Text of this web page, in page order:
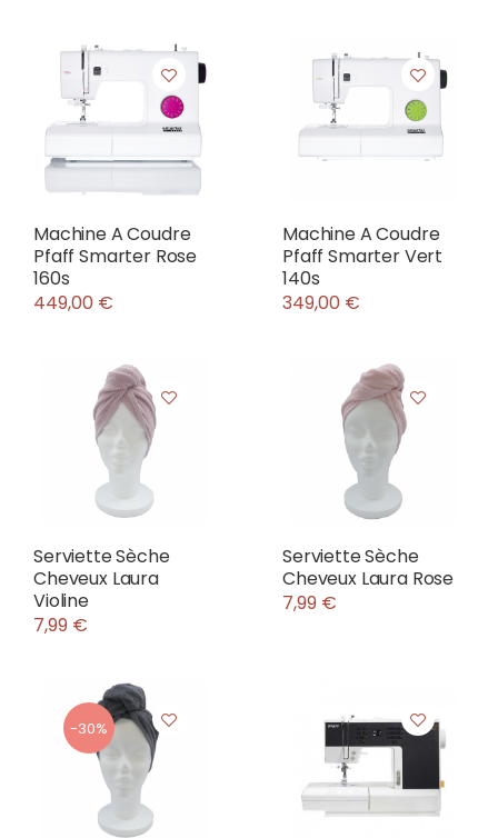
Machine A Coudre
Pfaff Smarter Rose
160s
449,00 €
Machine A Coudre
Pfaff Smarter Vert
140s
349,00 €
Serviette Sèche
Cheveux Laura
Violine
7,99 €
Serviette Sèche
Cheveux Laura Rose
7,99 €
-30%